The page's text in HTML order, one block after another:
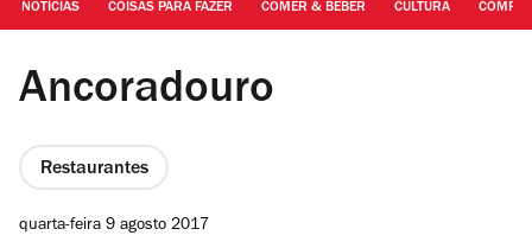
NOTÍCIAS COISAS PARA FAZER COMER & BEBER CULTURA
©DR
Ancoradouro
Restaurantes
quarta-feira 9 agosto 2017